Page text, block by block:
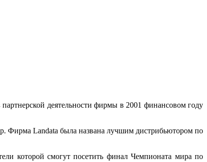
деятельности фирмы в 2001 финансовом году
Фирма Landata была названа лучшим дистрибьютором по
которой смогут посетить финал Чемпионата мира по